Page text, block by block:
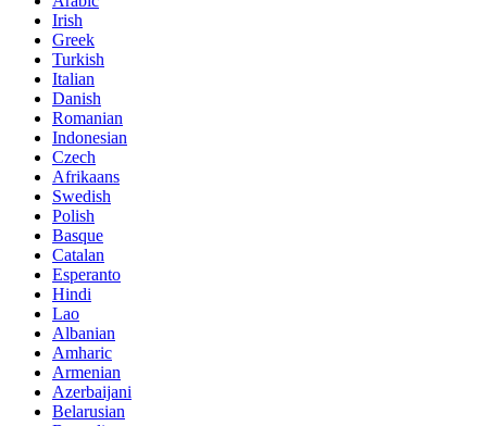
Irish
Greek
Turkish
Italian
Danish
Romanian
Indonesian
Czech
Afrikaans
Swedish
Polish
Basque
Catalan
Esperanto
Hindi
Lao
Albanian
Amharic
Armenian
Azerbaijani
Belarusian